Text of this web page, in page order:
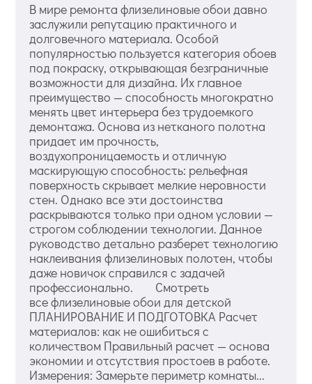
В мире ремонта флизелиновые обои давно
заслужили репутацию практичного и
долговечного материала. Особой
популярностью пользуется категория обоев
под покраску, открывающая безграничные
возможности для дизайна. Их главное
преимущество — способность многократно
менять цвет интерьера без трудоемкого
демонтажа. Основа из нетканого полотна
придает им прочность,
воздухопроницаемость и отличную
маскирующую способность: рельефная
поверхность скрывает мелкие неровности
стен. Однако все эти достоинства
раскрываются только при одном условии —
строгом соблюдении технологии. Данное
руководство детально разберет технологию
наклеивания флизелиновых полотен, чтобы
даже новичок справился с задачей
профессионально. Смотреть
все флизелиновые обои для детской
ПЛАНИРОВАНИЕ И ПОДГОТОВКА Расчет
материалов: как не ошибиться с
количеством Правильный расчет — основа
экономии и отсутствия простоев в работе.
Измерения: Замерьте периметр комнаты...